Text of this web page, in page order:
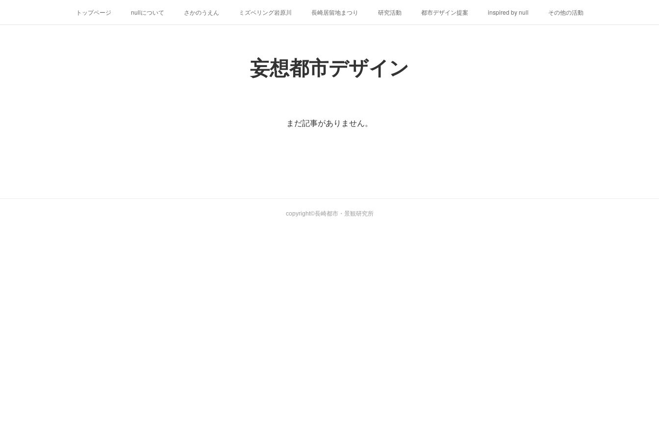
トップページ nullについて さかのうえん ミズベリング岩原川 長崎居留地まつり 研究活動 都市デザイン提案 inspired by null その他の活動
妄想都市デザイン
まだ記事がありません。
copyright©長崎都市・景観研究所